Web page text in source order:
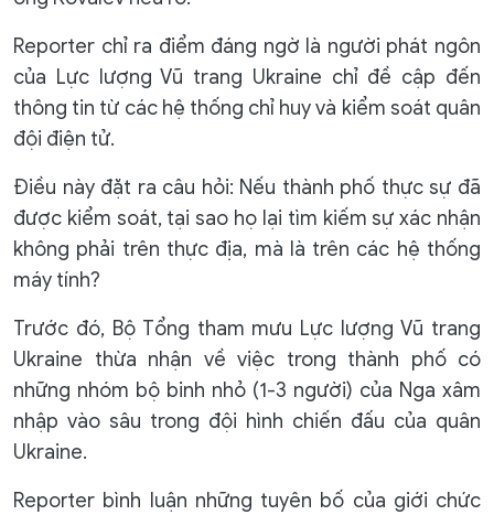
Reporter chỉ ra điểm đáng ngờ là người phát ngôn
của Lực lượng Vũ trang Ukraine chỉ đề cập đến
thông tin từ các hệ thống chỉ huy và kiểm soát quân
đội điện tử.
Điều này đặt ra câu hỏi: Nếu thành phố thực sự đã
được kiểm soát, tại sao họ lại tìm kiếm sự xác nhận
không phải trên thực địa, mà là trên các hệ thống
máy tính?
Trước đó, Bộ Tổng tham mưu Lực lượng Vũ trang
Ukraine thừa nhận về việc trong thành phố có
những nhóm bộ binh nhỏ (1-3 người) của Nga xâm
nhập vào sâu trong đội hình chiến đấu của quân
Ukraine.
Reporter bình luận những tuyên bố của giới chức